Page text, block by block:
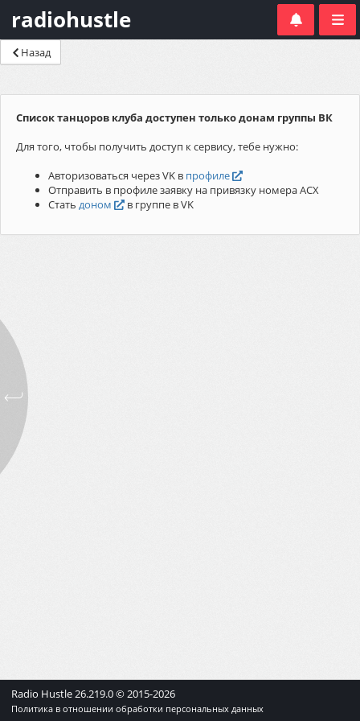
radiohustle
Назад
Список танцоров клуба доступен только донам группы ВК
Для того, чтобы получить доступ к сервису, тебе нужно:
Авторизоваться через VK в профиле
Отправить в профиле заявку на привязку номера АСХ
Стать доном в группе в VK
Radio Hustle26.219.0© 2015-2026
Политика в отношении обработки персональных данных